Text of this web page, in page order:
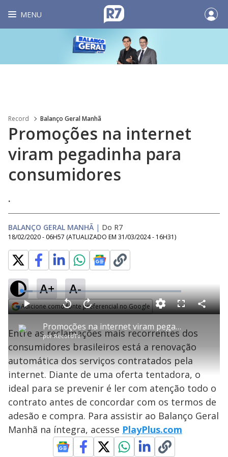
MENU
Record Balanço Geral Manhã
Promoções na internet
viram pegadinha para
consumidores
.
BALANÇO GERAL MANHÃ | Do R7
18/02/2020 - 06H57 (ATUALIZADO EM 31/03/2024 - 16H31)
A+ A-
Adicione como fonte preferencial no Google
P
l
a
y
Promoções na internet viram pegadinha para consumidores
porRecordTV
P V
t
a
r
0
e
g
n
d
s
A
n
ç
a
1
s
e
u
n
o
M
u
L
o
a
d
e
.
1
2
%
F
s
c
e
e
n
C
o
Entre as reclamações mais recorrentes dos
consumidores brasileiros está a renovação
automática dos serviços contratados pela
internet. Diante de uma oferta tentadora, o
ideal para se prevenir é ler com atenção todo o
contrato antes de concordar com os termos de
adesão e compra. Para assistir ao Balanço Geral
Manhã na íntegra, acesse PlayPlus.com